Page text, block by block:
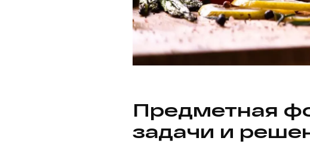
Предметная
задачи и